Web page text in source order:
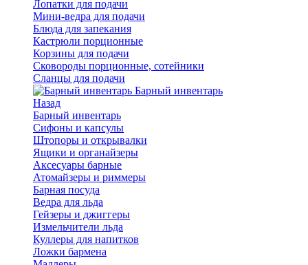
Лопатки для подачи
Мини-ведра для подачи
Блюда для запекания
Кастрюли порционные
Корзины для подачи
Сковороды порционные, сотейники
Сланцы для подачи
Барный инвентарь
Назад
Барный инвентарь
Сифоны и капсулы
Штопоры и открывалки
Ящики и органайзеры
Аксесуары барные
Атомайзеры и риммеры
Барная посуда
Ведра для льда
Гейзеры и джиггеры
Измельчители льда
Куллеры для напитков
Ложки бармена